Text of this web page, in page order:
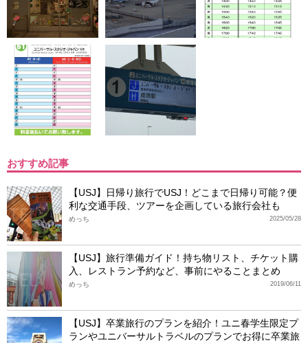
おすすめ記事
【USJ】日帰り旅行でUSJ！どこまで日帰り可能？便
利な交通手段、ツアーを企画している旅行会社も
2025/05/28
めっち
【USJ】旅行準備ガイド！持ち物リスト、チケット購
入、レストラン予約など、事前にやることまとめ
2019/06/11
めっち
【USJ】卒業旅行のプランを紹介！ユニ春学生限定プ
ランやユニバーサルトラベルのプランでお得に卒業旅